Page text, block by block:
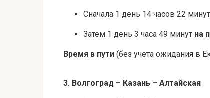
Сначала 1 день 14 часов 22
Затем 1 день 3 часа 49 минут на
Время в пути (без учета ожидания в
3. Волгоград – Казань – Алтайская